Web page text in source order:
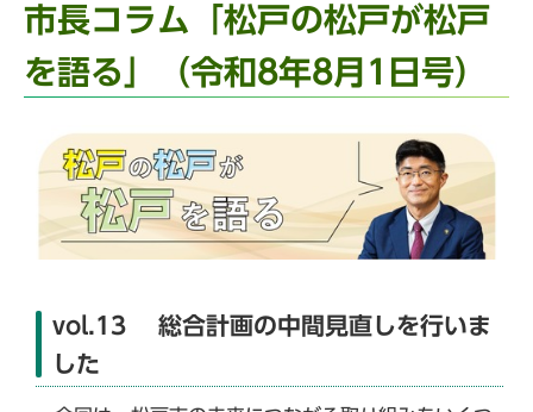
市長コラム「松戸の松戸が松戸
を語る」（令和8年8月1日号）
vol.13 総合計画の中間見直しを行いま
した